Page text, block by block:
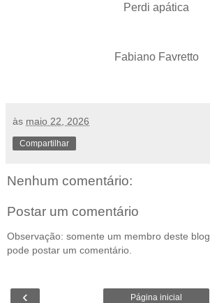
Perdi apática
Fabiano Favretto
às maio 22, 2026
Compartilhar
Nenhum comentário:
Postar um comentário
Observação: somente um membro deste blog
pode postar um comentário.
‹ Página inicial